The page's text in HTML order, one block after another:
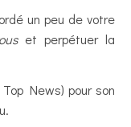
un peu de votre
et perpétuer la
News) pour son